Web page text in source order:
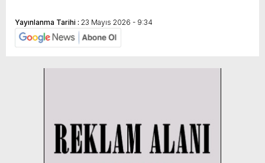
Yayınlanma Tarihi : 23 Mayıs 2026 - 9:34